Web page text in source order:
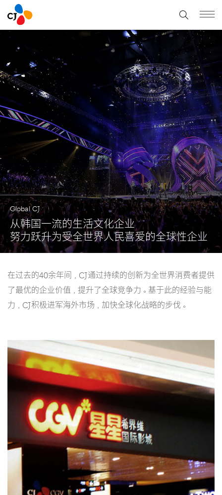
Global CJ
从韩国一流的生活文化企业
努力跃升为受全世界人民喜爱的全球性企业
在过去的40余年间，CJ通过持续的创新为全世界消费者提供
了最优的企业价值，提升了全球竞争力。基于此的经验与能
力，CJ积极进军海外市场，加快全球化战略的步伐。